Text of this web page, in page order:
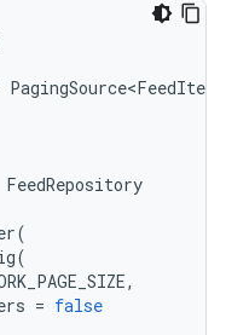
PagingSource<FeedItem>
FeedRepository
(
(
,
= false